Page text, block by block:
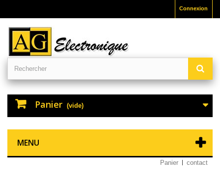
Connexion
Panier (vide)
MENU
Panier contact